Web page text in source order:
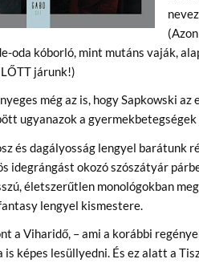
oda kóborló, mint mutáns vaják,
járunk!)
még az is, hogy Sapkowski
ugyanazok a
és dagályosság lengyel barátunk
idegrángást okozó szószátyár
életszerűtlen monológokban
lengyel kismestere.
a Viharidő, – ami a korábbi
is képes lesüllyedni. És ez alatt a